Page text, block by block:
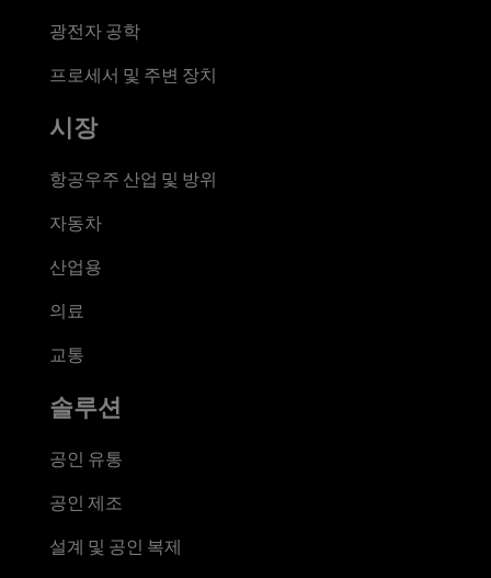
광전자 공학
프로세서 및 주변 장치
시장
항공우주 산업 및 방위
자동차
산업용
의료
교통
솔루션
공인 유통
공인 제조
설계 및 공인 복제